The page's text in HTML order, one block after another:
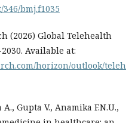
bmj.f1035
(2026) Global Telehealth
Available at:
horizon/outlook/teleh
Gupta V., Anamika F.N.U.,